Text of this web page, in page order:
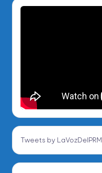
Tweets by LaVozDelPRM